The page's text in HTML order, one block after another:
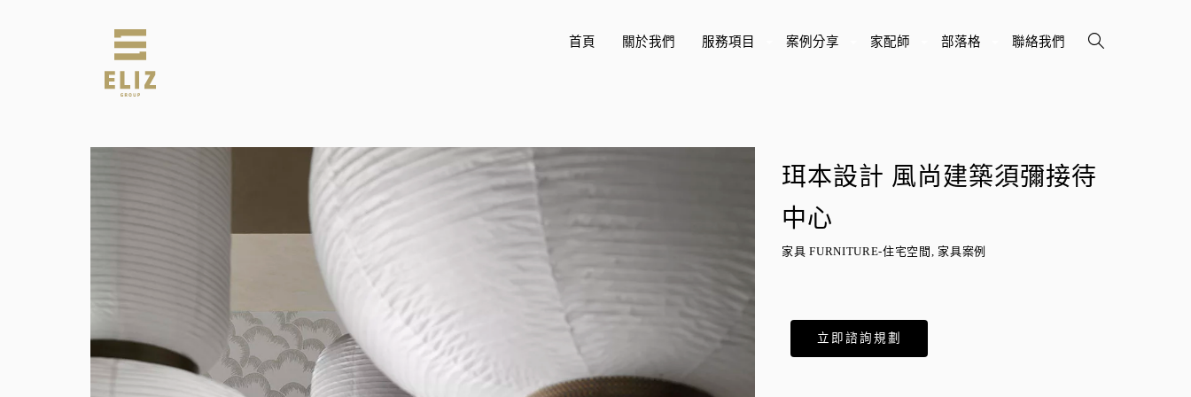
首頁 關於我們 服務項目 案例分享 家配師 部落格 聯絡我們
珥本設計 風尚建築須彌接待
中心
家具 FURNITURE-住宅空間, 家具案例
立即諮詢規劃